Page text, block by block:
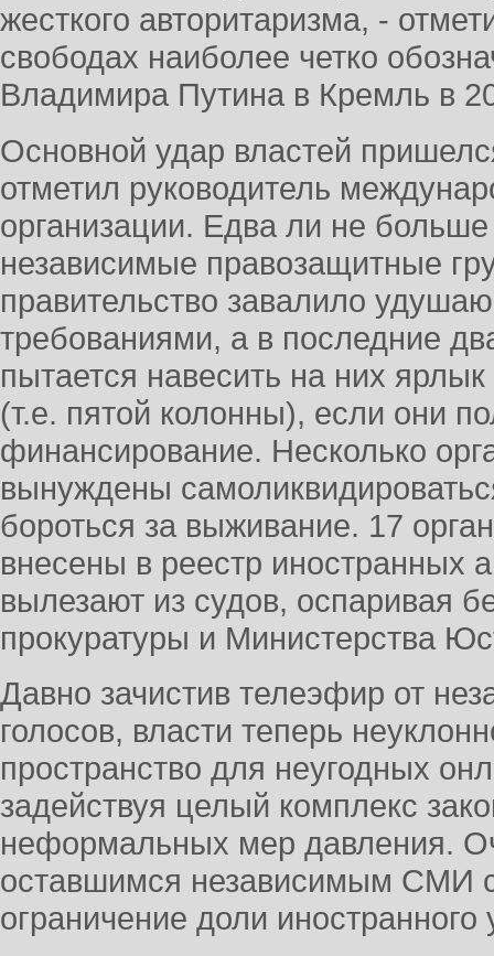
жесткого авторитаризма, -
свободах наиболее четко
Владимира Путина в Кремль в
Основной удар властей
отметил руководитель
организации. Едва ли не
независимые правозащитные
правительство завалило
требованиями, а в последние
пытается навесить на них
(т.е. пятой колонны), если они
финансирование. Несколько
вынуждены
бороться за выживание. 17
внесены в реестр иностранных
вылезают из судов, оспаривая
прокуратуры и Министерства
Давно зачистив телеэфир от
голосов, власти теперь
пространство для неугодных
задействуя целый комплекс
неформальных мер давления.
оставшимся независимым СМИ
ограничение доли иностранного